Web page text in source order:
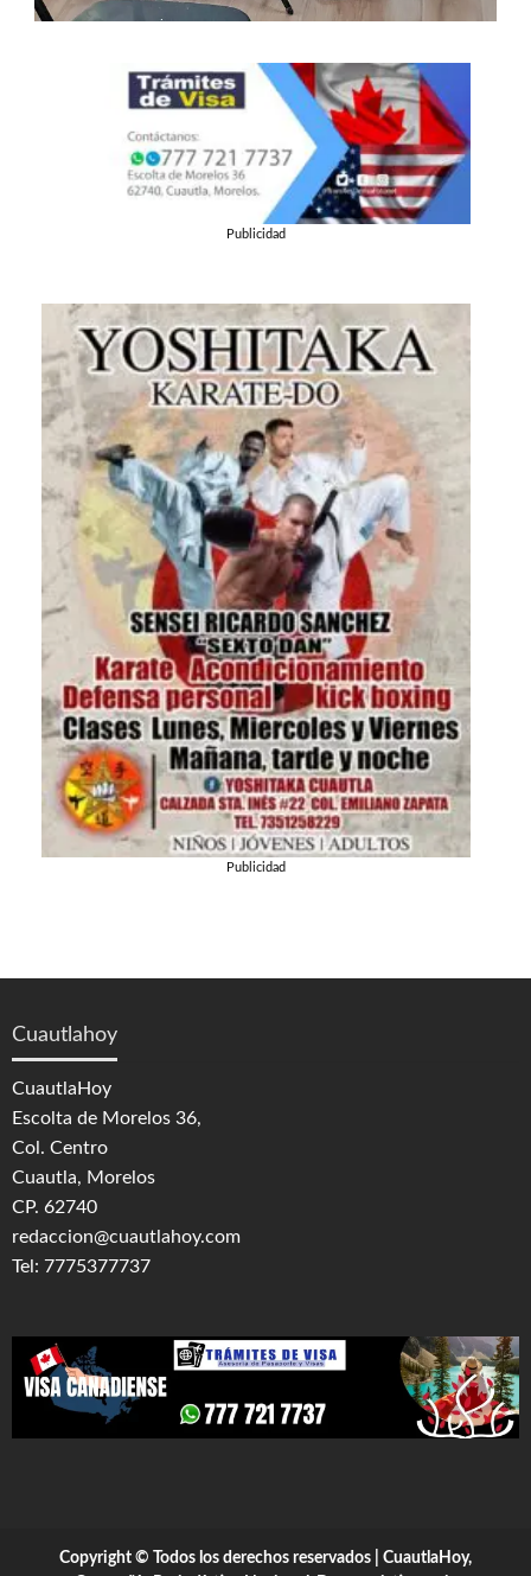
Publicidad
Publicidad
Cuautlahoy
CuautlaHoy
Escolta de Morelos 36,
Col. Centro
Cuautla, Morelos
CP. 62740
redaccion@cuautlahoy.com
Tel: 7775377737
Copyright © Todos los derechos reservados | CuautlaHoy,